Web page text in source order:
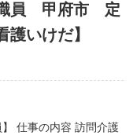
職員 甲府市 定
いけだ】
仕事の内容 訪問介護